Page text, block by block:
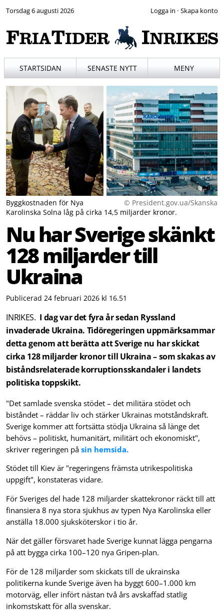
Torsdag 6 augusti 2026 ·
STARTSIDAN SENASTE NYTT MENY
© President.gov.ua/Skanska
Byggkostnaden för Nya
Karolinska Solna låg på cirka 14,5 miljarder kronor.
Nu har Sverige skänkt
128 miljarder till
Ukraina
Publicerad 24 februari 2026 kl 16.51
INRIKES. I dag var det fyra år sedan Ryssland
invaderade Ukraina. Tidöregeringen uppmärksammar
detta genom att berätta att Sverige nu har skickat
cirka 128 miljarder kronor till Ukraina – som skakas av
biståndsrelaterade korruptionsskandaler i landets
politiska toppskikt.
"Det samlade svenska stödet – det militära stödet och
biståndet – räddar liv och stärker Ukrainas motståndskraft.
Sverige kommer att fortsätta stödja Ukraina så länge det
behövs – politiskt, humanitärt, militärt och ekonomiskt",
skriver regeringen påsin hemsida.
Stödet till Kiev är "regeringens främsta utrikespolitiska
uppgift", konstateras vidare.
För Sveriges del hade 128 miljarder skattekronor räckt till att
finansiera 8 nya stora sjukhus av typen Nya Karolinska eller
anställa 18.000 sjuksköterskor i tio år.
När det gäller försvaret hade Sverige kunnat lägga pengarna
på att bygga cirka 100–120 nya Gripen-plan.
För de 128 miljarder som skickats till de ukrainska
politikerna kunde Sverige även ha byggt 600–1.000 km
motorväg, eller infört nästan två års avskaffad statlig
inkomstskatt för alla svenskar.